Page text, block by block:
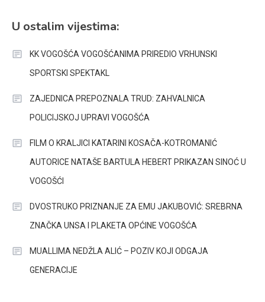
U ostalim vijestima:
KK VOGOŠĆA VOGOŠĆANIMA PRIREDIO VRHUNSKI
SPORTSKI SPEKTAKL
ZAJEDNICA PREPOZNALA TRUD: ZAHVALNICA
POLICIJSKOJ UPRAVI VOGOŠĆA
FILM O KRALJICI KATARINI KOSAČA-KOTROMANIĆ
AUTORICE NATAŠE BARTULA HEBERT PRIKAZAN SINOĆ U
VOGOŠĆI
DVOSTRUKO PRIZNANJE ZA EMU JAKUBOVIĆ: SREBRNA
ZNAČKA UNSA I PLAKETA OPĆINE VOGOŠĆA
MUALLIMA NEDŽLA ALIĆ – POZIV KOJI ODGAJA
GENERACIJE